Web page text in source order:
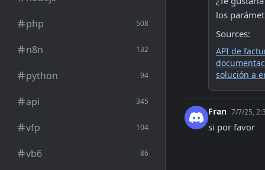
php 508
n8n 132
python 94
api 345
vfp 104
vb6 86
los
Sources:
API de
solución a
Fran 7/7/25,
si por favor